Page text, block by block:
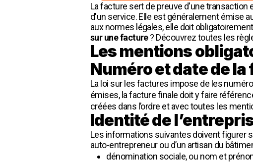
La facture sert de preuve d'une transaction
d'un service. Elle est généralement émise
aux normes légales, elle doit
sur une facture? Découvrez toutes les
Les mentions
Numéro et date de
La loi sur les factures impose de les
émises, la facture finale doit y faire
créées dans l’ordre et avec toutes les
Identité de
Les informations suivantes doivent figurer
auto-entrepreneur ou d’un artisan du
dénomination sociale, ou nom et